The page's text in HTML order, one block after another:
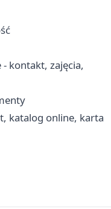
- kontakt, zajęcia,
katalog online, karta